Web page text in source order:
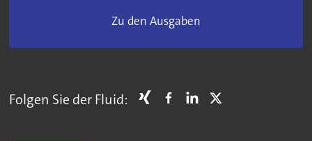
Zu den Ausgaben
Folgen Sie der Fluid: